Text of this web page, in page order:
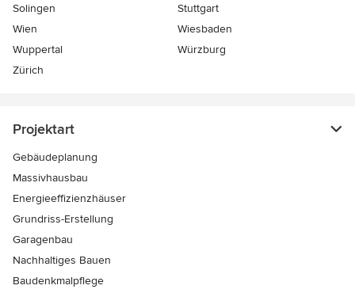
Solingen
Stuttgart
Wien
Wiesbaden
Wuppertal
Würzburg
Zürich
Projektart
Gebäudeplanung
Massivhausbau
Energieeffizienzhäuser
Grundriss-Erstellung
Garagenbau
Nachhaltiges Bauen
Baudenkmalpflege